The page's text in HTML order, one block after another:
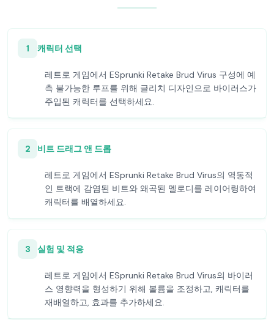
1 캐릭터 선택
레트로 게임에서 ESprunki Retake Brud Virus 구성에 예
측 불가능한 루프를 위해 글리치 디자인으로 바이러스가
주입된 캐릭터를 선택하세요.
2 비트 드래그 앤 드롭
레트로 게임에서 ESprunki Retake Brud Virus의 역동적
인 트랙에 감염된 비트와 왜곡된 멜로디를 레이어링하여
캐릭터를 배열하세요.
3 실험 및 적응
레트로 게임에서 ESprunki Retake Brud Virus의 바이러
스 영향력을 형성하기 위해 볼륨을 조정하고, 캐릭터를
재배열하고, 효과를 추가하세요.